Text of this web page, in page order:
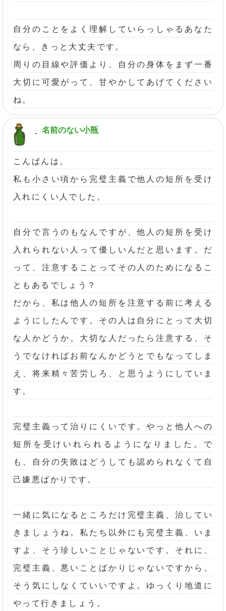
自分のことをよく理解していらっしゃるあなた
なら、きっと大丈夫です。
周りの目線や評価より、自分の身体をまず一番
大切に可愛がって、甘やかしてあげてください
ね。
名前のない小瓶
こんばんは。
私も小さい頃から完璧主義で他人の短所を受け
入れにくい人でした。
自分で言うのもなんですが、他人の短所を受け
入れられない人って優しいんだと思います。だ
って、注意することってその人のためになるこ
ともあるでしょう？
だから、私は他人の短所を注意する前に考える
ようにしたんです。その人は自分にとって大切
な人かどうか。大切な人だったら注意する、そ
うでなければお前なんかどうとでもなってしま
え、将来精々苦労しろ、と思うようにしていま
す。
完璧主義って治りにくいです。やっと他人への
短所を受けいれられるようになりました。で
も、自分の失敗はどうしても認められなくて自
己嫌悪ばかりです。
一緒に気になるところだけ完璧主義、治してい
きましょうね。私たち以外にも完璧主義、いま
すよ、そう珍しいことじゃないです。それに、
完璧主義、悪いことばかりじゃないですから。
そう気にしなくていいですよ。ゆっくり地道に
やって行きましょう。